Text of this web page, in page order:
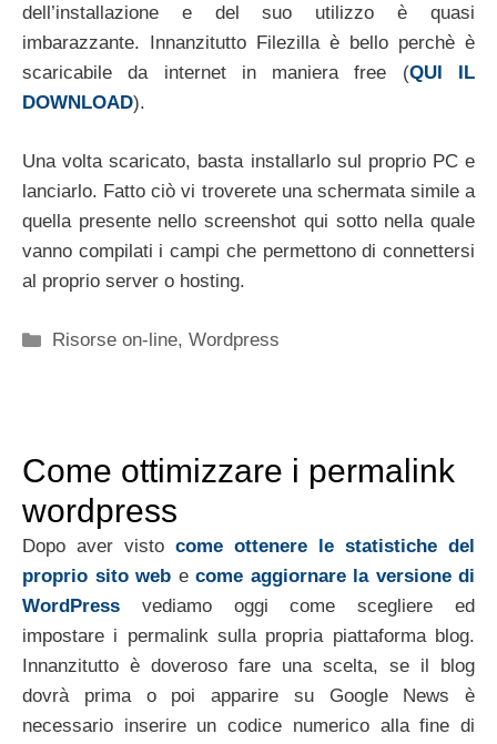
dell’installazione e del suo utilizzo è quasi
imbarazzante. Innanzitutto Filezilla è bello perchè è
scaricabile da internet in maniera free (QUI IL
DOWNLOAD).
Una volta scaricato, basta installarlo sul proprio PC e
lanciarlo. Fatto ciò vi troverete una schermata simile a
quella presente nello screenshot qui sotto nella quale
vanno compilati i campi che permettono di connettersi
al proprio server o hosting.
Categorie
Risorse on-line,Wordpress
Come ottimizzare i permalink
wordpress
Dopo aver visto come ottenere le statistiche del
proprio sito web e come aggiornare la versione di
WordPress vediamo oggi come scegliere ed
impostare i permalink sulla propria piattaforma blog.
Innanzitutto è doveroso fare una scelta, se il blog
dovrà prima o poi apparire su Google News è
necessario inserire un codice numerico alla fine di